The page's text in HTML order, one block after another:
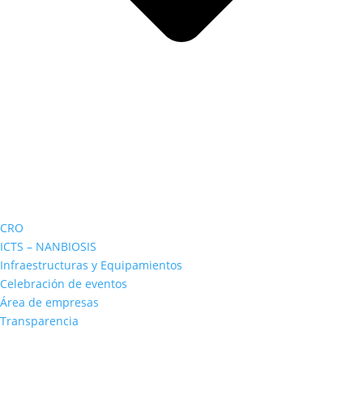
CRO
ICTS – NANBIOSIS
Infraestructuras y Equipamientos
Celebración de eventos
Área de empresas
Transparencia